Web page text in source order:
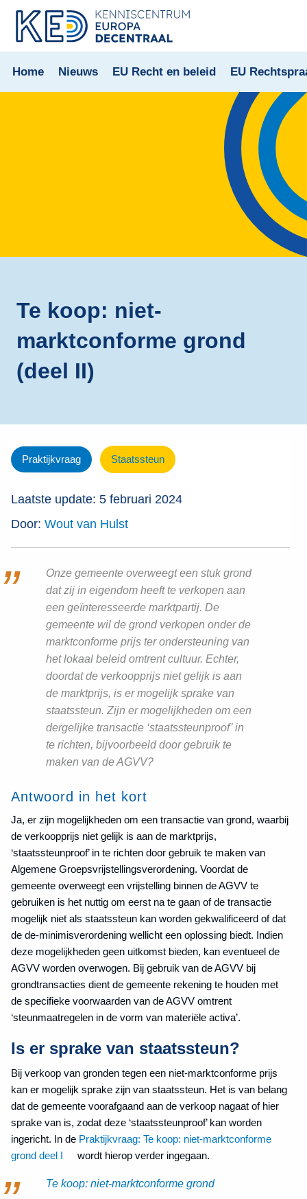
Home Nieuws EU Recht en beleid EU
Te koop: niet-
marktconforme grond
(deel II)
Praktijkvraag Staatssteun
Laatste update: 5 februari 2024
Door: Wout van Hulst
Onze gemeente overweegt een stuk grond
dat zij in eigendom heeft te verkopen aan
een geïnteresseerde marktpartij. De
gemeente wil de grond verkopen onder de
marktconforme prijs ter ondersteuning van
het lokaal beleid omtrent cultuur. Echter,
doordat de verkoopprijs niet gelijk is aan
de marktprijs, is er mogelijk sprake van
staatssteun. Zijn er mogelijkheden om een
dergelijke transactie ‘staatssteunproof’ in
te richten, bijvoorbeeld door gebruik te
maken van de AGVV?
Antwoord in het kort
Ja, er zijn mogelijkheden om een transactie van grond, waarbij
de verkoopprijs niet gelijk is aan de marktprijs,
‘staatssteunproof’ in te richten door gebruik te maken van
Algemene Groepsvrijstellingsverordening. Voordat de
gemeente overweegt een vrijstelling binnen de AGVV te
gebruiken is het nuttig om eerst na te gaan of de transactie
mogelijk niet als staatssteun kan worden gekwalificeerd of dat
de de-minimisverordening wellicht een oplossing biedt. Indien
deze mogelijkheden geen uitkomst bieden, kan eventueel de
AGVV worden overwogen. Bij gebruik van de AGVV bij
grondtransacties dient de gemeente rekening te houden met
de specifieke voorwaarden van de AGVV omtrent
‘steunmaatregelen in de vorm van materiële activa’.
Is er sprake van staatssteun?
Bij verkoop van gronden tegen een niet-marktconforme prijs
kan er mogelijk sprake zijn van staatssteun. Het is van belang
dat de gemeente voorafgaand aan de verkoop nagaat of hier
sprake van is, zodat deze ‘staatssteunproof’ kan worden
ingericht. In de Praktijkvraag: Te koop: niet-marktconforme
grond deel I
wordt hierop verder ingegaan.
Te koop: niet-marktconforme grond